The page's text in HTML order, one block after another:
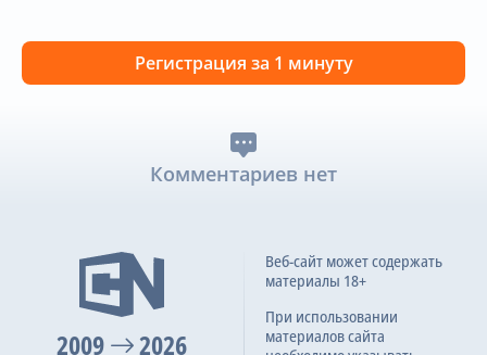
Регистрация за 1 минуту
Комментариев нет
2009 2026
Веб-сайт может содержать
материалы 18+
При использовании
материалов сайта